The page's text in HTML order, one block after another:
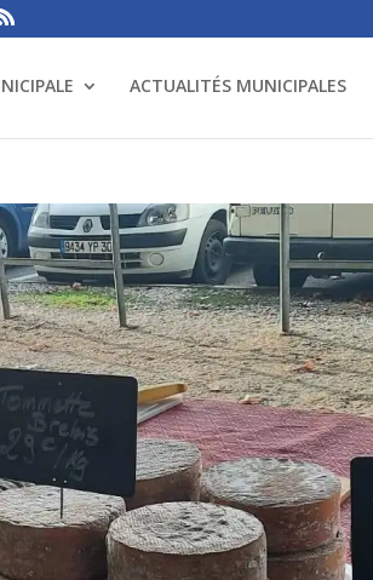
ACTUALITÉS MUNICIPALES